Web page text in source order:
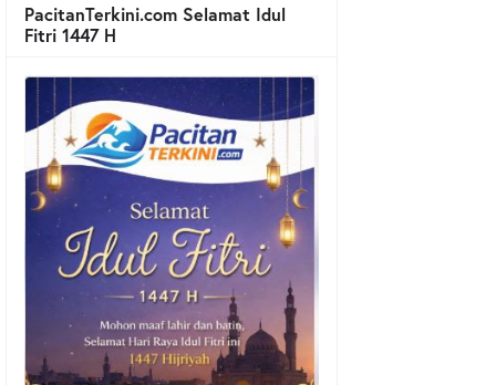
PacitanTerkini.com Selamat Idul
Fitri 1447 H